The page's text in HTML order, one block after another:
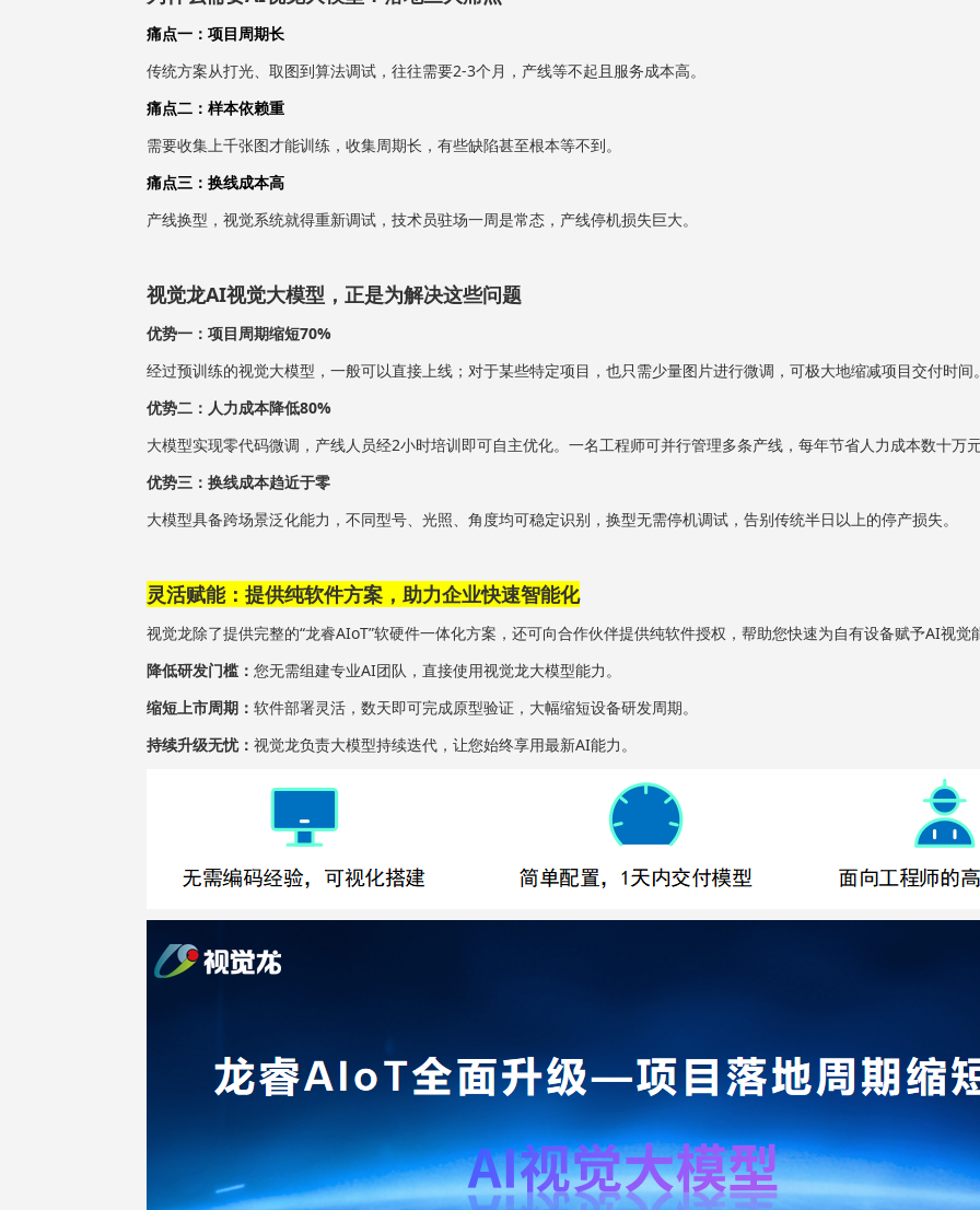
痛点一：项目周期长
传统方案从打光、取图到算法调试，往往需要2-3个月，产线等不起且服务成本高。
痛点二：样本依赖重
需要收集上千张图才能训练，收集周期长，有些缺陷甚至根本等不到。
痛点三：换线成本高
产线换型，视觉系统就得重新调试，技术员驻场一周是常态，产线停机损失巨大。
视觉龙AI视觉大模型，正是为解决这些问题
优势一：项目周期缩短70%
经过预训练的视觉大模型，一般可以直接上线；对于某些特定项目，也只需少量图片进行微调，可极大地缩减项目交付时间
优势二 ： 人力成本降低80%
大模型实现零代码微调，产线人员经2小时培训即可自主优化。一名工程师可并行管理多条产线，每年节省人力成本数十万
优势三 ：换线成本趋近于零
大模型具备跨场景泛化能力，不同型号、光照、角度均可稳定识别，换型无需停机调试，告别传统半日以上的停产损失。
灵活赋能：提供纯软件方案，助力企业快速智能化
视觉龙除了提供完整的“龙睿AIoT”软硬件一体化方案，还可向合作伙伴提供纯软件授权，帮助您快速为自有设备赋予AI视觉
降低研发门槛：您无需组建专业AI团队，直接使用视觉龙大模型能力。
缩短上市周期：软件部署灵活，数天即可完成原型验证，大幅缩短设备研发周期。
持续升级无忧：视觉龙负责大模型持续迭代，让您始终享用最新AI能力。